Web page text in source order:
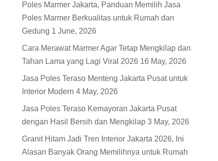
Poles Marmer Jakarta, Panduan Memilih Jasa
Poles Marmer Berkualitas untuk Rumah dan
Gedung 1 June, 2026
Cara Merawat Marmer Agar Tetap Mengkilap dan
Tahan Lama yang Lagi Viral 2026 16 May, 2026
Jasa Poles Teraso Menteng Jakarta Pusat untuk
Interior Modern 4 May, 2026
Jasa Poles Teraso Kemayoran Jakarta Pusat
dengan Hasil Bersih dan Mengkilap 3 May, 2026
Granit Hitam Jadi Tren Interior Jakarta 2026, Ini
Alasan Banyak Orang Memilihnya untuk Rumah